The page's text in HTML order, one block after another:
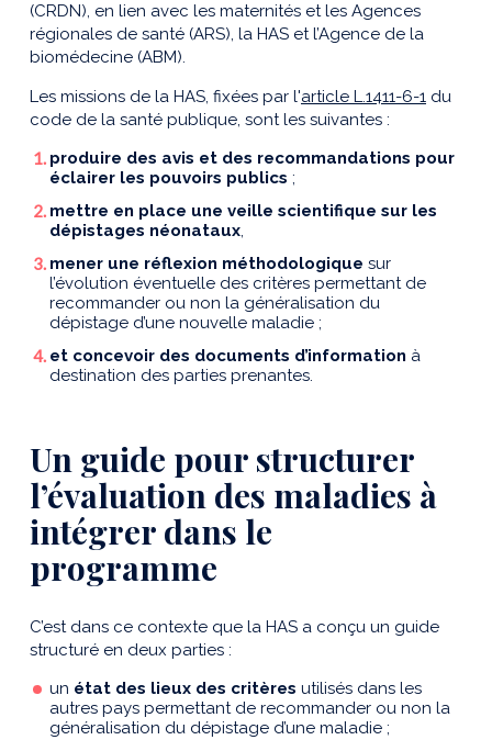
(CRDN), en lien avec les maternités et les Agences
régionales de santé (ARS), la HAS et l’Agence de la
biomédecine (ABM).
Les missions de la HAS, fixées par l'article L.1411-6-1 du
code de la santé publique, sont les suivantes :
produire des avis et des recommandations pour
éclairer les pouvoirs publics ;
mettre en place une veille scientifique sur les
dépistages néonataux,
mener une réflexion méthodologique sur
l’évolution éventuelle des critères permettant de
recommander ou non la généralisation du
dépistage d’une nouvelle maladie ;
et concevoir des documents d’information à
destination des parties prenantes.
Un guide pour structurer
l’évaluation des maladies à
intégrer dans le
programme
C’est dans ce contexte que la HAS a conçu un guide
structuré en deux parties :
un état des lieux des critères utilisés dans les
autres pays permettant de recommander ou non la
généralisation du dépistage d’une maladie ;